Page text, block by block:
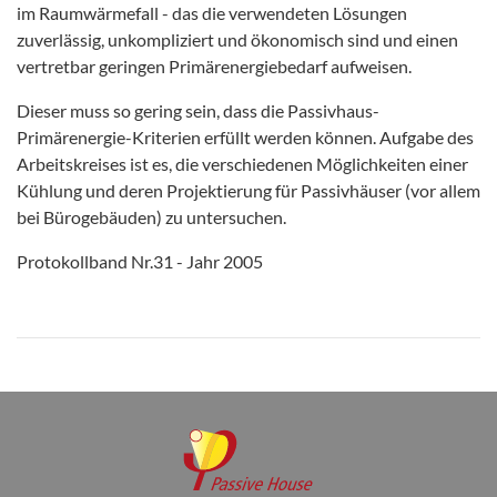
im Raumwärmefall - das die verwendeten Lösungen
zuverlässig, unkompliziert und ökonomisch sind und einen
vertretbar geringen Primärenergiebedarf aufweisen.
Dieser muss so gering sein, dass die Passivhaus-
Primärenergie-Kriterien erfüllt werden können. Aufgabe des
Arbeitskreises ist es, die verschiedenen Möglichkeiten einer
Kühlung und deren Projektierung für Passivhäuser (vor allem
bei Bürogebäuden) zu untersuchen.
Protokollband Nr.31 - Jahr 2005